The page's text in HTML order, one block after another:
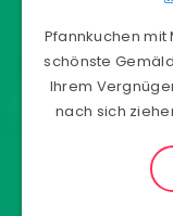
Pfannkuchen
schönste
Ihrem
nach sich